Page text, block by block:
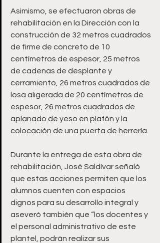
Asimismo, se efectuaron obras de
rehabilitación en la Dirección con la
construcción de 32 metros cuadrados
de firme de concreto de 10
centímetros de espesor, 25 metros
de cadenas de desplante y
cerramiento, 26 metros cuadrados de
losa aligerada de 20 centímetros de
espesor, 26 metros cuadrados de
aplanado de yeso en plafón y la
colocación de una puerta de herrería.
Durante la entrega de esta obra de
rehabilitación, José Saldívar señaló
que estas acciones permiten que los
alumnos cuenten con espacios
dignos para su desarrollo integral y
aseveró también que “los docentes y
el personal administrativo de este
plantel, podrán realizar sus